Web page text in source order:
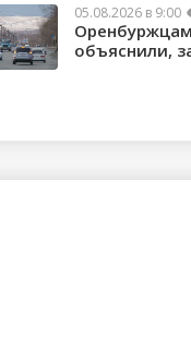
05.08.2026 в 9:00
объяснили,